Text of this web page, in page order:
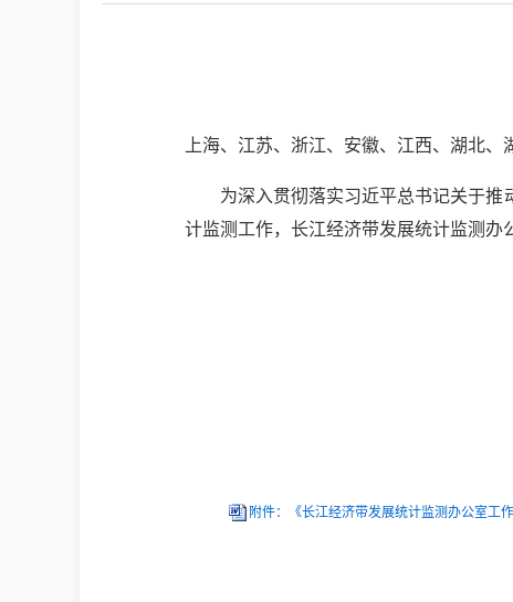
上海、江苏、浙江、安徽、江西、湖北、
为深入贯彻落实习近平总书记关于
计监测工作，长江经济带发展统计监测办
长江经济
（湖北
附件：《长江经济带发展统计监测办公室工